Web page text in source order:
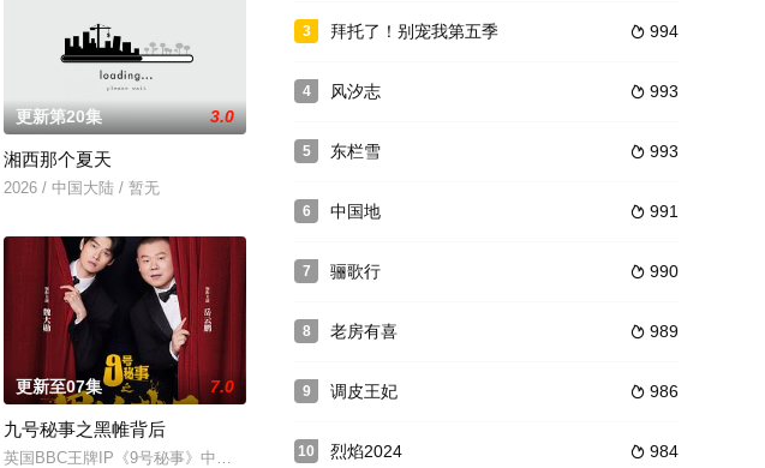
意外与高中同学、现任的救援队长阳蒙重逢
回到青城市引起了警方的高度重视。在对其布控调查的期间内，发现其牵连出更
畜王翠花（王楚然 饰）穿越到一部穿书爽文《穿书之恶魔宠妃》，成为原本剧情中要被主角打败的大反派祸
更新第20集 3.0
湘西那个夏天
2026 / 中国大陆 / 暂无
傲慢的队长潘亮从水火不容的对手，逐渐成
生活”，说尽人情百态，见微知著揭示社会的不同切面和现象。力求用令人捧腹的喜剧作品，满足观众的喜剧
更新至07集 7.0
九号秘事之黑帷背后
英国BBC王牌IP《9号秘事》中国版，是BBC Studios在中国大陆首部与本土公司共研共创，针对中国市场量
3  994
拜托了！别宠我第五季
4  993
风汐志
5  993
东栏雪
6  991
中国地
7  990
骊歌行
8  989
老房有喜
9  986
调皮王妃
10  984
烈焰2024